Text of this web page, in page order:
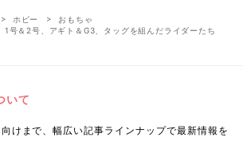
ホビー
おもちゃ
1号＆2号、アギト＆G3、タッグを組んだライダーたち
いて
けまで、幅広い記事ラインナップで最新情報を